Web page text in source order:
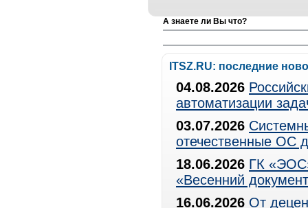
А знаете ли Вы что?
ITSZ.RU: последние
04.08.2026
автоматизации
03.07.2026
отечественные ОС
18.06.2026 ГК
«Весенний
16.06.2026 От